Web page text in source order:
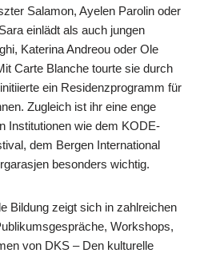
Salamon, Ayelen Parolin oder
einlädt als auch jungen
Katerina Andreou oder Ole
Carte Blanche tourte sie durch
ein Residenzprogramm für
Zugleich ist ihr eine enge
Institutionen wie dem KODE-
dem Bergen International
besonders wichtig.
Bildung zeigt sich in zahlreichen
Workshops,
von DKS – Den kulturelle